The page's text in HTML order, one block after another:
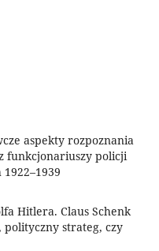
aspekty rozpoznania
funkcjonariuszy policji
Hitlera. Claus Schenk
strateg, czy